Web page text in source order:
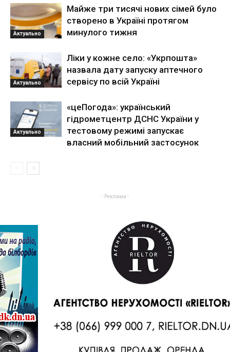
Актуально
Майже три тисячі нових сімей було
створено в Україні протягом
минулого тижня
Актуально
Ліки у кожне село: «Укрпошта»
назвала дату запуску аптечного
сервісу по всій Україні
Актуально
«цеПогода»: український
гідрометцентр ДСНС України у
тестовому режимі запускає
власний мобільний застосунок
- Реклама -